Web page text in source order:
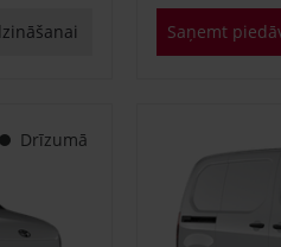
Saņemt
Drīzumā